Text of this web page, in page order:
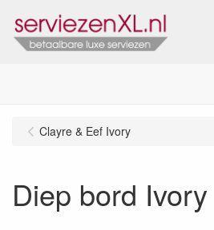
Clayre & Eef Ivory
Diep bord Ivory